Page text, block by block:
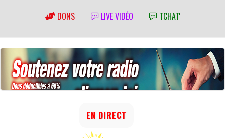
DONS LIVE VIDÉO TCHAT'
EN DIRECT